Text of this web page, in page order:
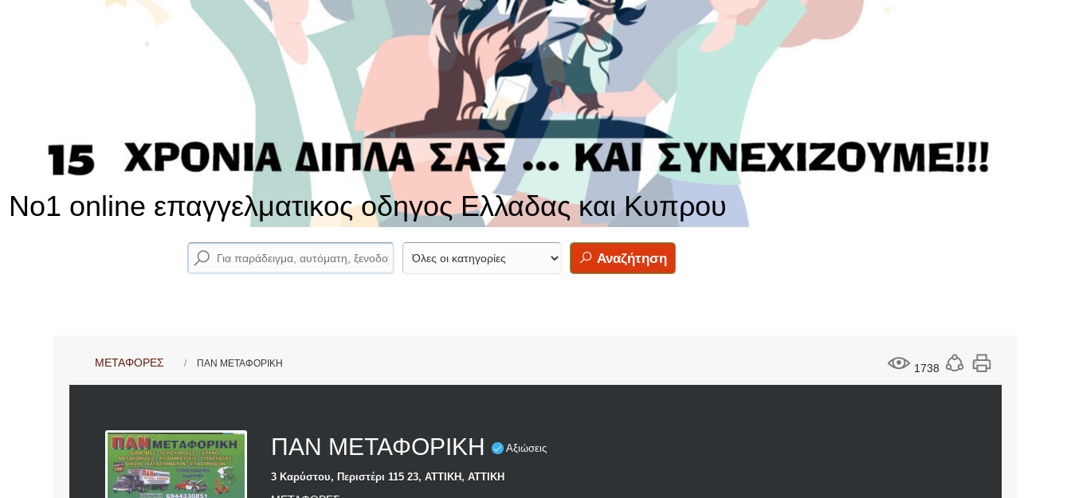
No1 online επαγγελματικος οδηγος Ελλαδας και Κυπρου
Αναζήτηση
1738
ΜΕΤΑΦΟΡΕΣ ΠΑΝ ΜΕΤΑΦΟΡΙΚΗ
ΠΑΝ ΜΕΤΑΦΟΡΙΚΗ Αξιώσεις
3 Καρύστου, Περιστέρι 115 23, ΑΤΤΙΚΗ, ΑΤΤΙΚΗ